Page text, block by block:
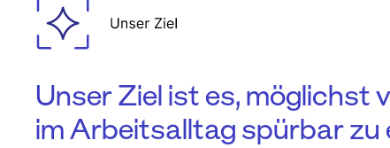
Unser Ziel ist es, möglichst
im Arbeitsalltag spürbar zu